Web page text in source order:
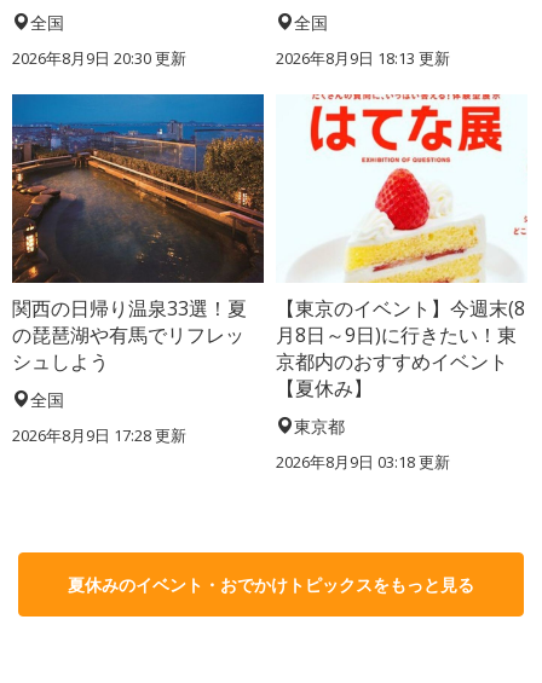
全国
2026年8月9日 20:30更新
全国
2026年8月9日 18:13 更新
関西の日帰り温泉33選！夏
の琵琶湖や有馬でリフレッ
シュしよう
全国
2026年8月9日 17:28更新
【東京のイベント】今週末(8
月8日～9日)に行きたい！東
京都内のおすすめイベント
【夏休み】
東京都
2026年8月9日 03:18更新
夏休みのイベント・おでかけトピックスをもっと見る